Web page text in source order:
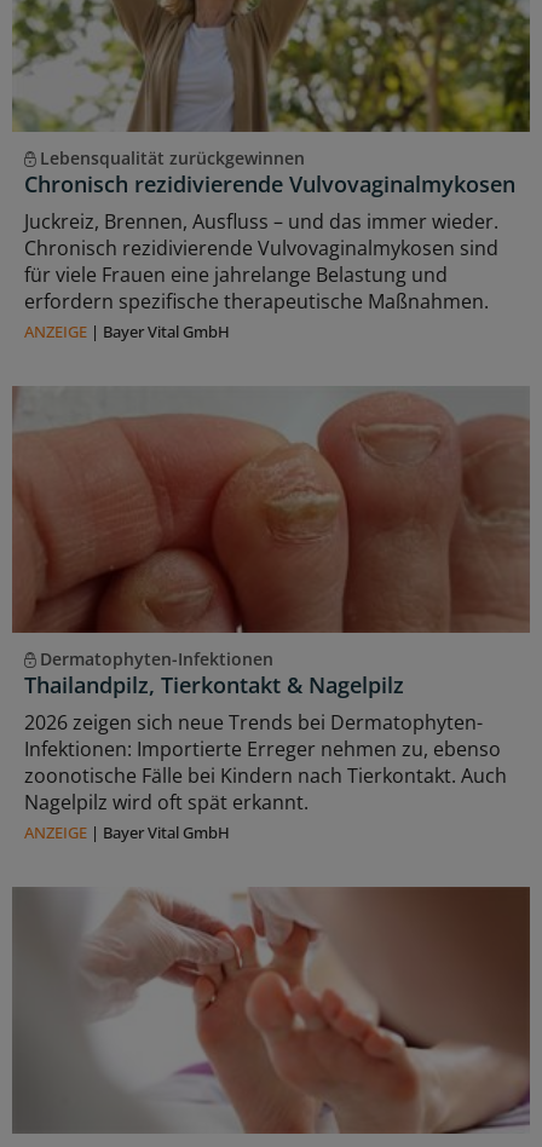
Lebensqualität zurückgewinnen
Chronisch rezidivierende Vulvovaginalmykosen
Juckreiz, Brennen, Ausfluss – und das immer wieder.
Chronisch rezidivierende Vulvovaginalmykosen sind
für viele Frauen eine jahrelange Belastung und
erfordern spezifische therapeutische Maßnahmen.
ANZEIGE | Bayer Vital GmbH
Dermatophyten-Infektionen
Thailandpilz, Tierkontakt & Nagelpilz
2026 zeigen sich neue Trends bei Dermatophyten-
Infektionen: Importierte Erreger nehmen zu, ebenso
zoonotische Fälle bei Kindern nach Tierkontakt. Auch
Nagelpilz wird oft spät erkannt.
ANZEIGE | Bayer Vital GmbH